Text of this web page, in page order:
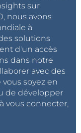
sur
nous avons
à
solutions
d'un accès
dans notre
avec des
soyez en
de développer
vous connecter,